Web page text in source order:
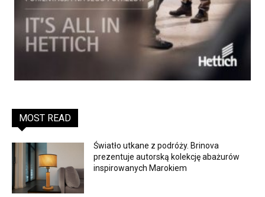
MOST READ
Światło utkane z podróży. Brinova
prezentuje autorską kolekcję abażurów
inspirowanych Marokiem